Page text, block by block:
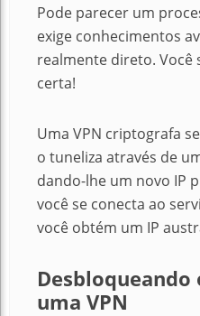
Pode parecer um
exige conhecimentos
realmente direto. Você
certa!
Uma VPN criptografa
o tuneliza através de
dando-lhe um novo IP
você se conecta ao
você obtém um IP
Desbloqueando
uma VPN